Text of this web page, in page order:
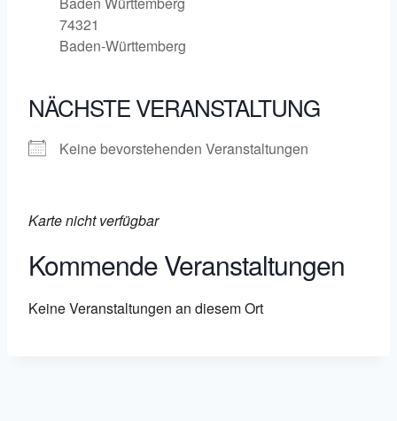
74321
Baden-Württemberg
NÄCHSTE VERANSTALTUNG
Keine bevorstehenden Veranstaltungen
Karte nicht verfügbar
Kommende Veranstaltungen
Keine Veranstaltungen an diesem Ort